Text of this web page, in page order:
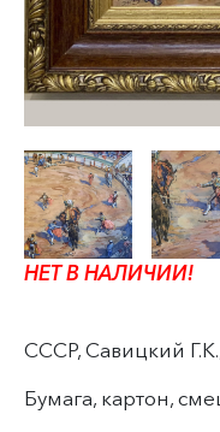
НЕТ В НАЛИЧИИ!
СССР, Савицкий
Бумага, картон,